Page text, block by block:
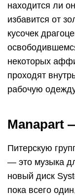
находится ли
избавится от
кусочек
некоторых
проходят
рабочую
Manapart
Питерскую
— это музыка
новый диск
пока всего